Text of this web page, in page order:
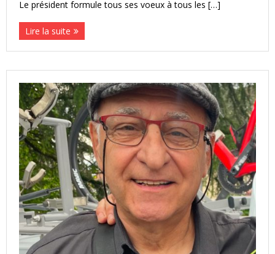
Le président formule tous ses voeux à tous les […]
Lire la suite